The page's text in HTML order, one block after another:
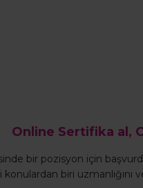
Online Sertifika al,
bir pozisyon için
biri